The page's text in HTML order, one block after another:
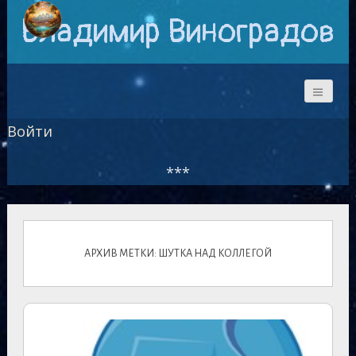
Владимир Виноградов
Войти
***
АРХИВ МЕТКИ: ШУТКА НАД КОЛЛЕГОЙ